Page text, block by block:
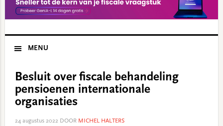
MENU
Besluit over fiscale behandeling
pensioenen internationale
organisaties
24 augustus 2022DOOR MICHEL HALTERS